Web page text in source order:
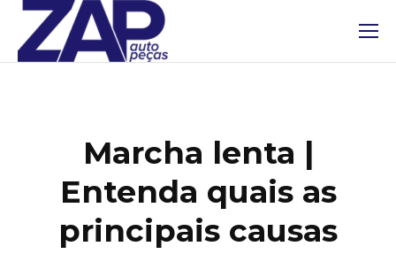
Marcha lenta |
Entenda quais as
principais causas